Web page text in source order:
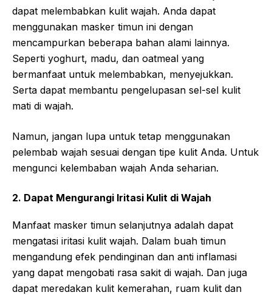
dapat melembabkan kulit wajah. Anda dapat
menggunakan masker timun ini dengan
mencampurkan beberapa bahan alami lainnya.
Seperti yoghurt, madu, dan oatmeal yang
bermanfaat untuk melembabkan, menyejukkan.
Serta dapat membantu pengelupasan sel-sel kulit
mati di wajah.
Namun, jangan lupa untuk tetap menggunakan
pelembab wajah sesuai dengan tipe kulit Anda. Untuk
mengunci kelembaban wajah Anda seharian.
2. Dapat Mengurangi Iritasi Kulit di Wajah
Manfaat masker timun selanjutnya adalah dapat
mengatasi iritasi kulit wajah. Dalam buah timun
mengandung efek pendinginan dan anti inflamasi
yang dapat mengobati rasa sakit di wajah. Dan juga
dapat meredakan kulit kemerahan, ruam kulit dan